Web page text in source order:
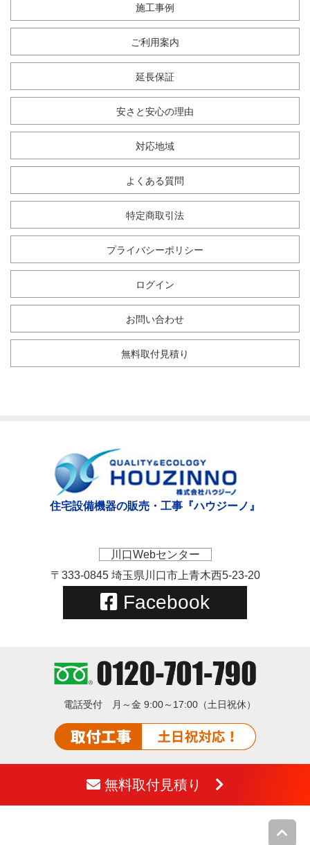
施工事例
ご利用案内
延長保証
安さと安心の理由
対応地域
よくある質問
特定商取引法
プライバシーポリシー
ログイン
お問い合わせ
無料取付見積り
住宅設備機器の販売・工事『ハウジーノ』
川口Webセンター
〒333-0845 埼玉県川口市上青木西5-23-20
Facebook
電話受付 月～金 9:00～17:00（土日祝休）
無料取付見積り